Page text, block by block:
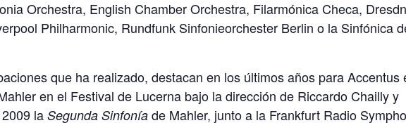
Orchestra, English Chamber Orchestra, Filarmónica Checa,
Philharmonic, Rundfunk Sinfonieorchester Berlin o la Sinfónica
que ha realizado, destacan en los últimos años para Accentus
en el Festival de Lucerna bajo la dirección de Riccardo Chailly y
2009 laSegunda Sinfonía de Mahler, junto a la Frankfurt Radio